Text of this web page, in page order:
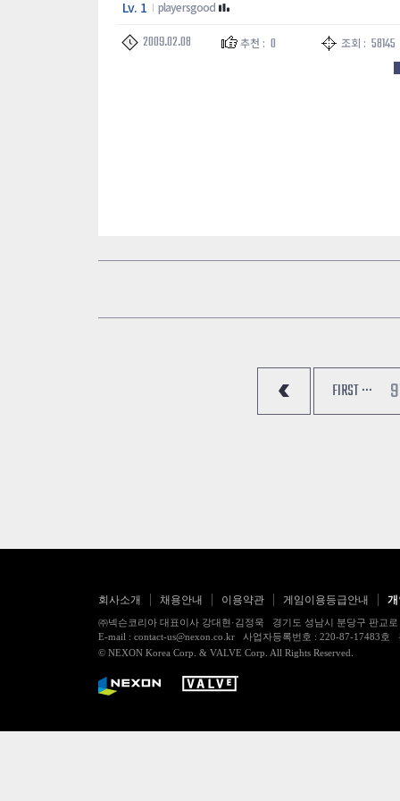
Lv. 1 playersgood
2009.02.08 추천 : 0 조회 : 58145
FIRST ···
회사소개 채용안내 이용약관 게임이용등급안내
㈜넥슨코리아 대표이사 강대현·김정욱 경기도 성남시 분당구 판교
E-mail : contact-us@nexon.co.kr 사업자등록번호 : 220-87-17483
© NEXON Korea Corp. & VALVE Corp. All Rights Reserved.